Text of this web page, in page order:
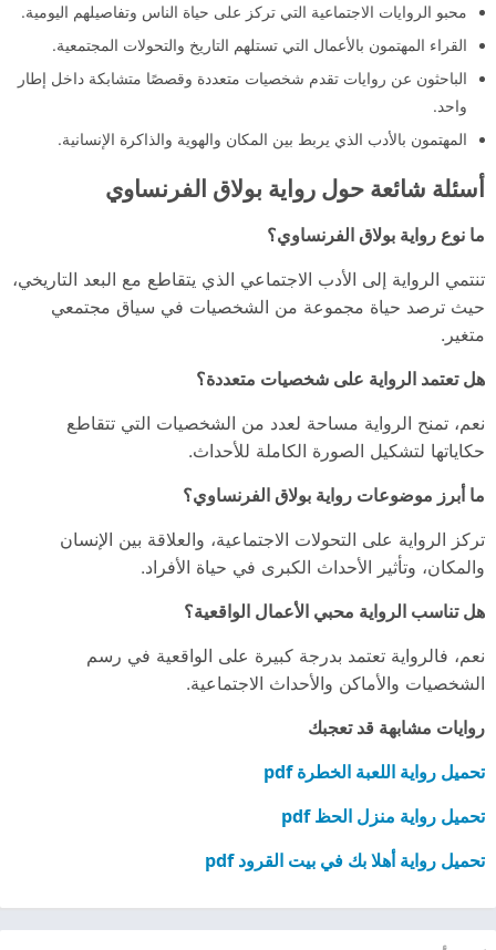
محبو الروايات الاجتماعية التي تركز على حياة الناس وتفاصيلهم اليومية.
القراء المهتمون بالأعمال التي تستلهم التاريخ والتحولات المجتمعية.
الباحثون عن روايات تقدم شخصيات متعددة وقصصًا متشابكة داخل إطار
واحد.
المهتمون بالأدب الذي يربط بين المكان والهوية والذاكرة الإنسانية.
أسئلة شائعة حول رواية بولاق الفرنساوي
ما نوع رواية بولاق الفرنساوي؟
تنتمي الرواية إلى الأدب الاجتماعي الذي يتقاطع مع البعد التاريخي،
حيث ترصد حياة مجموعة من الشخصيات في سياق مجتمعي
متغير.
هل تعتمد الرواية على شخصيات متعددة؟
نعم، تمنح الرواية مساحة لعدد من الشخصيات التي تتقاطع
حكاياتها لتشكيل الصورة الكاملة للأحداث.
ما أبرز موضوعات رواية بولاق الفرنساوي؟
تركز الرواية على التحولات الاجتماعية، والعلاقة بين الإنسان
والمكان، وتأثير الأحداث الكبرى في حياة الأفراد.
هل تناسب الرواية محبي الأعمال الواقعية؟
نعم، فالرواية تعتمد بدرجة كبيرة على الواقعية في رسم
الشخصيات والأماكن والأحداث الاجتماعية.
روايات مشابهة قد تعجبك
تحميل رواية اللعبة الخطرة pdf
تحميل رواية منزل الحظ pdf
تحميل رواية أهلا بك في بيت القرود pdf